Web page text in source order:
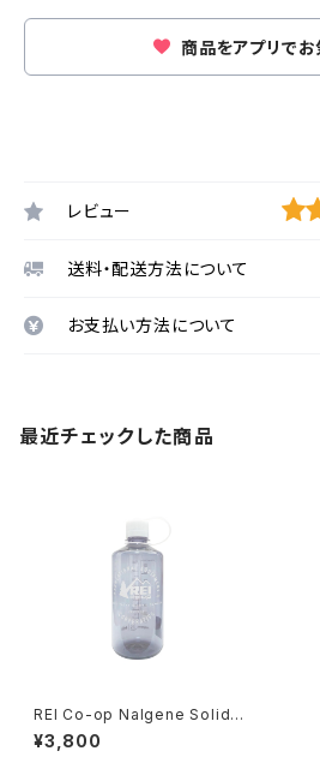
商品をアプリでお
レビュー
送料・配送方法について
お支払い方法について
最近チェックした商品
REI Co-op Nalgene Solid G
ray Logo Narrow-Mouth W
ater Bottle - 32 fl. oz.
¥3,800